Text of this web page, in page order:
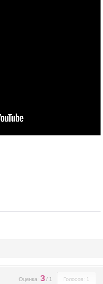
Голосов: 1
Оценка: 3/ 1